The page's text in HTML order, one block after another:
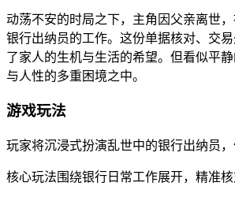
动荡不安的时局之下，主角因父亲离世
银行出纳员的工作。这份单据核对、交
了家人的生机与生活的希望。但看似平
与人性的多重困境之中。
游戏玩法
玩家将沉浸式扮演乱世中的银行出纳员
核心玩法围绕银行日常工作展开，精准